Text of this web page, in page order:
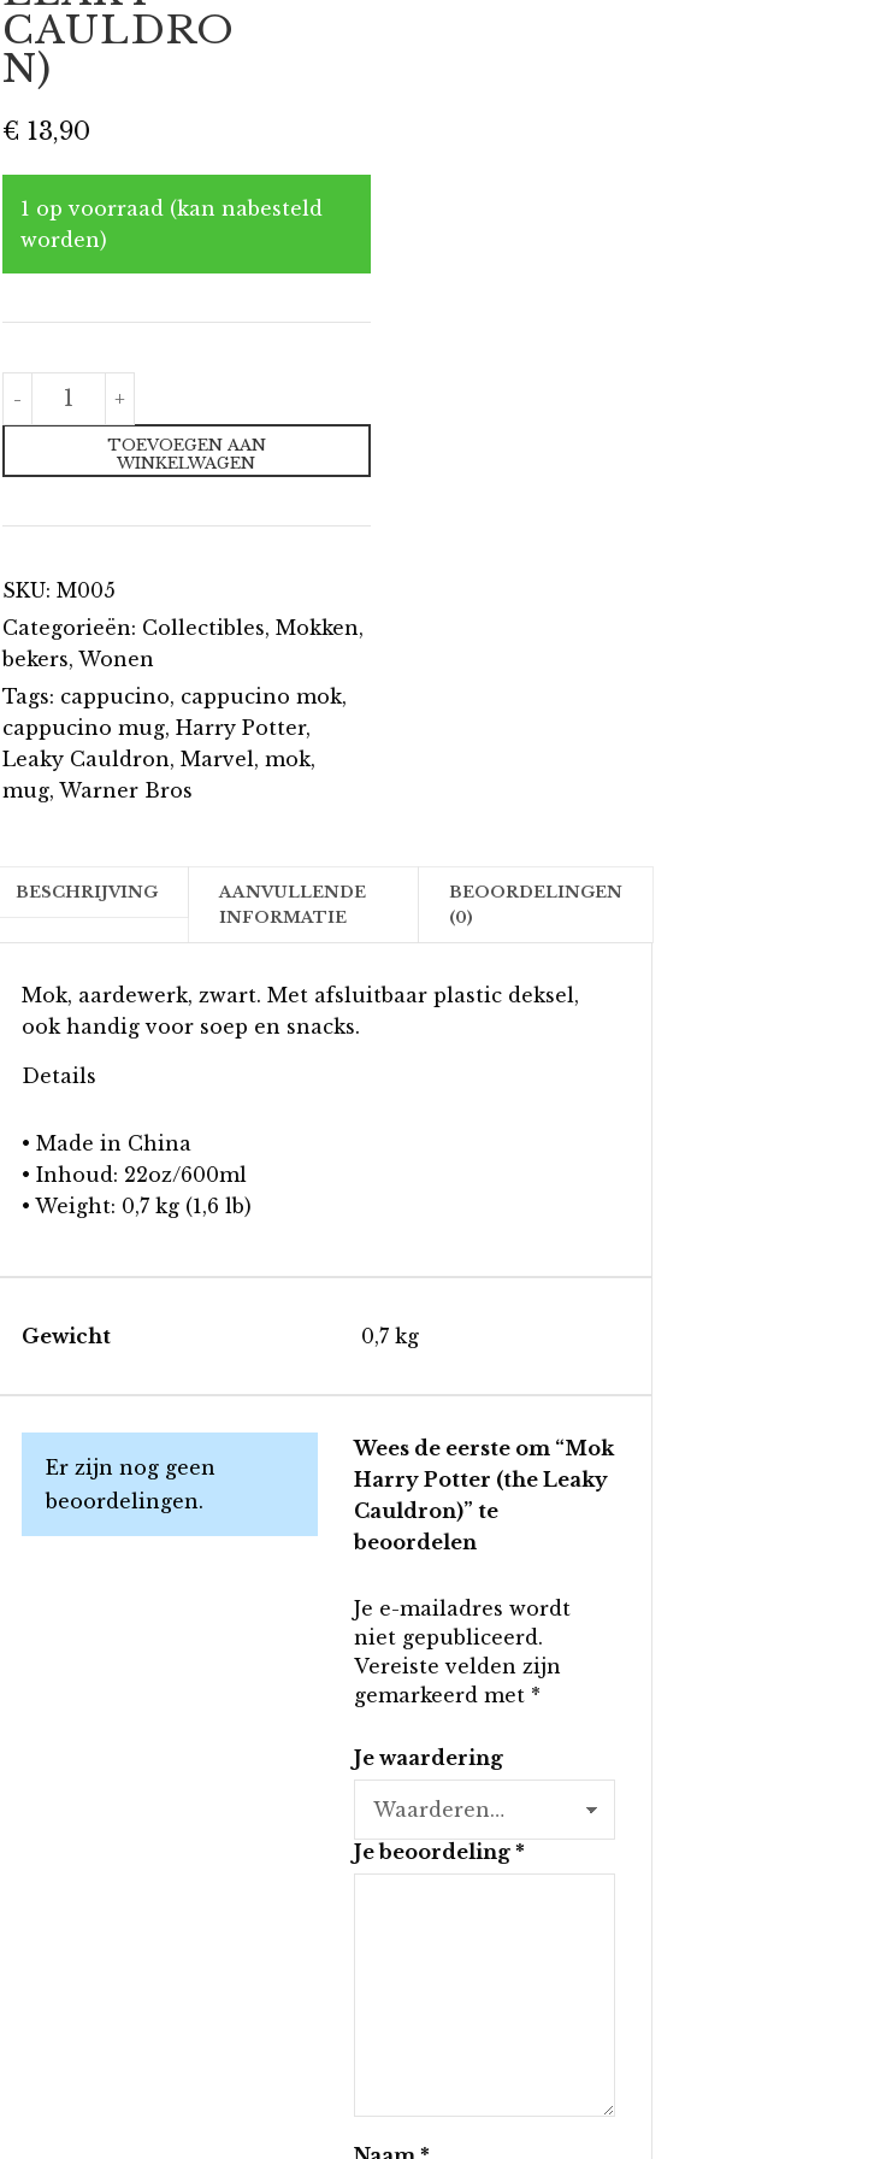
CAULDRO
N)
€ 13,90
1 op voorraad (kan nabesteld
worden)
-
Mok
Harry
Potter
Leaky
aantal
+
TOEVOEGEN AAN
WINKELWAGEN
SKU: M005
Categorieën: Collectibles, Mokken,
bekers, Wonen
Tags: cappucino, cappucino mok,
cappucino mug, Harry Potter,
Leaky Cauldron, Marvel, mok,
mug, Warner Bros
BESCHRIJVING
AANVULLENDE
INFORMATIE
BEOORDELINGEN
(0)
Mok, aardewerk, zwart. Met afsluitbaar plastic deksel,
ook handig voor soep en snacks.
Details
• Made in China
• Inhoud: 22oz/600ml
• Weight: 0,7 kg (1,6 lb)
Gewicht 0,7 kg
Er zijn nog geen
beoordelingen.
Wees de eerste om “Mok
Harry Potter (the Leaky
Cauldron)” te
beoordelen
Je e-mailadres wordt
niet gepubliceerd.
Vereiste velden zijn
gemarkeerd met *
Je waardering
Je beoordeling *